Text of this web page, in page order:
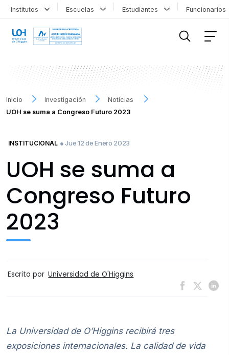
Institutos Escuelas Estudiantes
Inicio Investigación
Noticias
UOH se suma a Congreso Futuro 2023
INSTITUCIONAL ● Jue 12 de Enero 2023
UOH se suma a
Congreso Futuro
2023
Escrito por Universidad de O'Higgins
La Universidad de O’Higgins recibirá tres
exposiciones internacionales. La calidad de vida